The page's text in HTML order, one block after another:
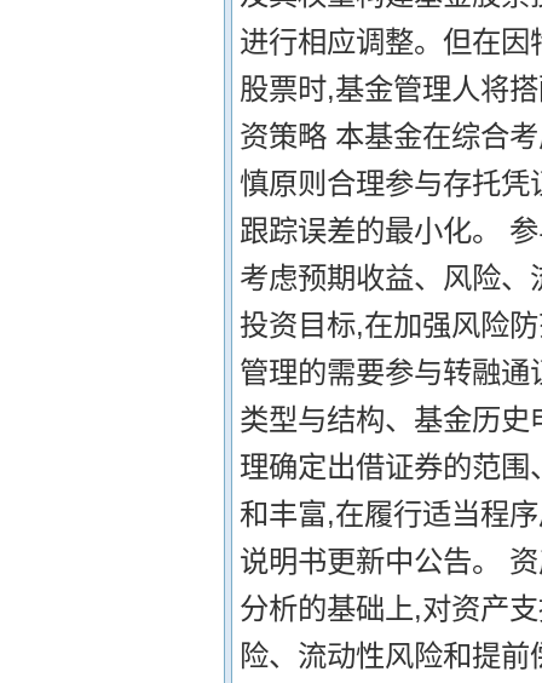
进行相应调整。但在
股票时,基金管理人将
资策略 本基金在综合
慎原则合理参与存托
跟踪误差的最小化。
考虑预期收益、风险
投资目标,在加强风险
管理的需要参与转融
类型与结构、基金历
理确定出借证券的范
和丰富,在履行适当程
说明书更新中公告。
分析的基础上,对资产
险、流动性风险和提